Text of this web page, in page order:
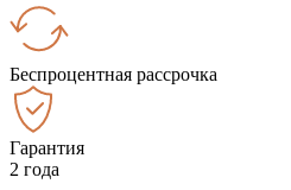
Беспроцентная рассрочка
Гарантия
2 года